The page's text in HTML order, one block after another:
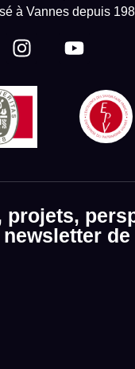
à Vannes depuis
projets,
de